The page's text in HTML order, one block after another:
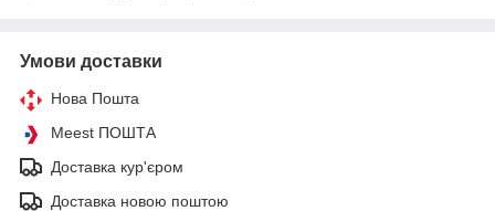
Умови доставки
Нова Пошта
Meest ПОШТА
Доставка кур'єром
Доставка новою поштою